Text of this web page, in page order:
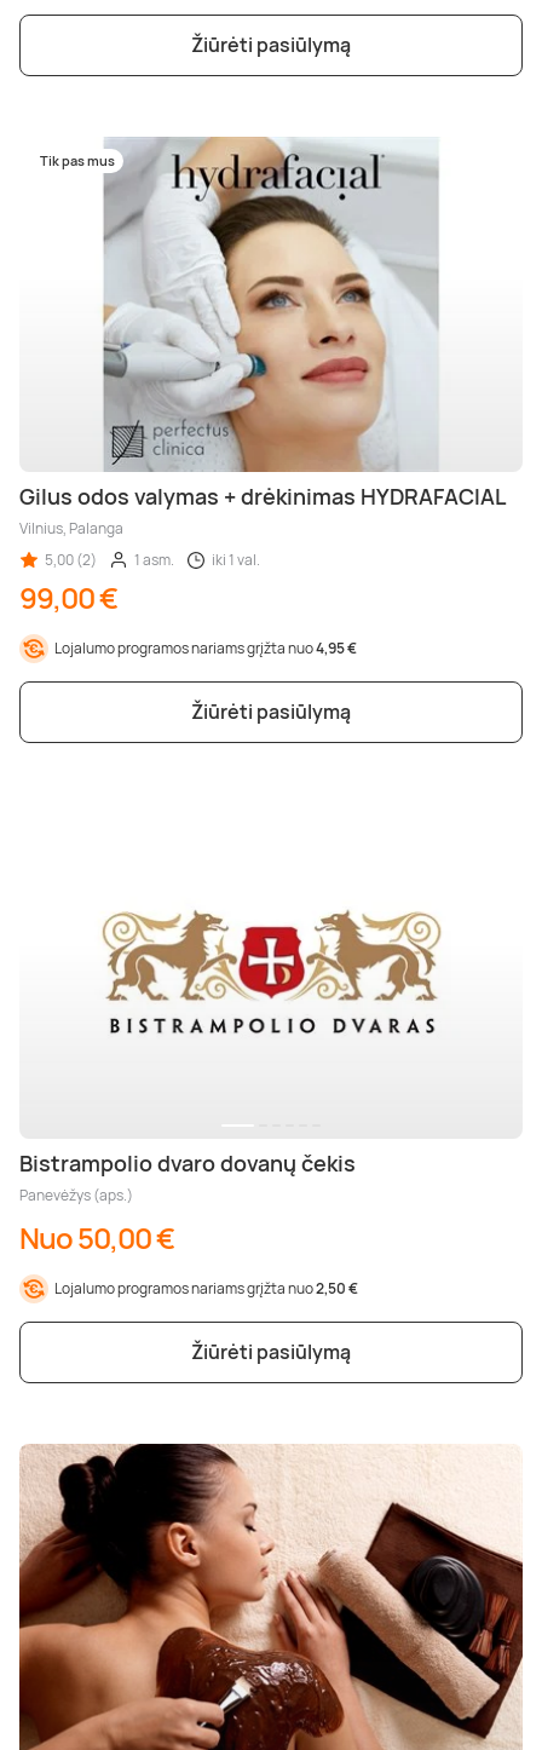
Žiūrėti pasiūlymą
Tik pas mus
Gilus odos valymas + drėkinimas HYDRAFACIAL
Vilnius, Palanga
5,00 (2)
1 asm. iki 1 val.
99,00 €
Lojalumo programos nariams grįžta nuo4,95 €
Žiūrėti pasiūlymą
Bistrampolio dvaro dovanų čekis
Panevėžys (aps.)
Nuo 50,00 €
Lojalumo programos nariams grįžta nuo2,50 €
Žiūrėti pasiūlymą